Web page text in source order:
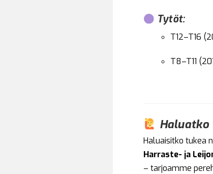
Tytöt:
T12–T16
T8–T11
Haluatko
Haluaisitko tukea
Harraste- ja
– tarjoamme